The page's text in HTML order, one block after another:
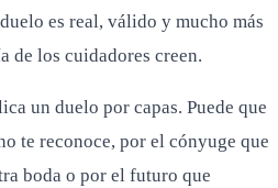
es real, válido y mucho más
de los cuidadores creen.
un duelo por capas. Puede que
te reconoce, por el cónyuge que
boda o por el futuro que